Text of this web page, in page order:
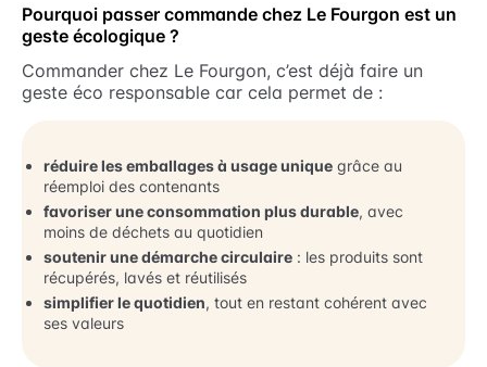
Pourquoi passer commande chez Le Fourgon est un
geste écologique ?
Commander chez Le Fourgon, c’est déjà faire un
geste éco responsable car cela permet de :
réduire les emballages à usage unique grâce au
réemploi des contenants
favoriser une consommation plus durable, avec
moins de déchets au quotidien
soutenir une démarche circulaire : les produits sont
récupérés, lavés et réutilisés
simplifier le quotidien, tout en restant cohérent avec
ses valeurs